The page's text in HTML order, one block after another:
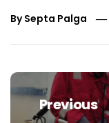
BySepta Palga
Navigasi
posPrevious